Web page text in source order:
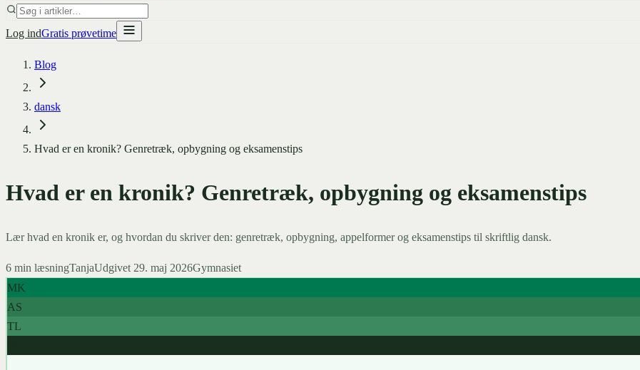
Log indGratis prøvetime
Blog
dansk
Hvad er en kronik? Genretræk, opbygning og eksamenstips
Hvad er en kronik? Genretræk, opbygning og eksamenstips
Lær hvad en kronik er, og hvordan du skriver den: genretræk, opbygning, appelformer og eksamenstips til skriftlig dansk.
6 min læsningTanjaUdgivet 29. maj 2026Gymnasiet
MK
AS
TL